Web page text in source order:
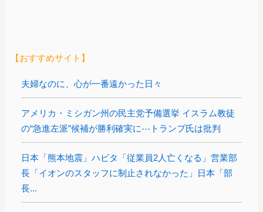
【おすすめサイト】
夫婦なのに、心が一番遠かった日々
アメリカ・ミシガン州の民主党予備選挙 イスラム教徒
の“急進左派”候補が勝利確実に⋯トランプ氏は批判
日本「熊本地震」ハビタ「従業員2人亡くなる」営業部
長「イオンのスタッフに制止されなかった」日本「部
長...